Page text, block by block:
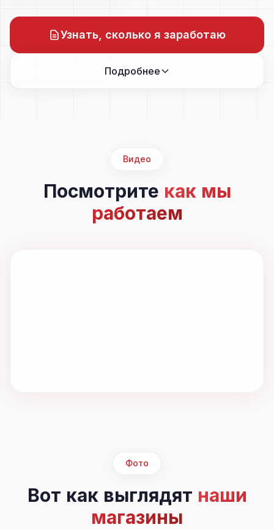
Узнать, сколько я заработаю
Подробнее
Видео
Посмотрите как мы
работаем
Фото
Вот как выглядят наши
магазины